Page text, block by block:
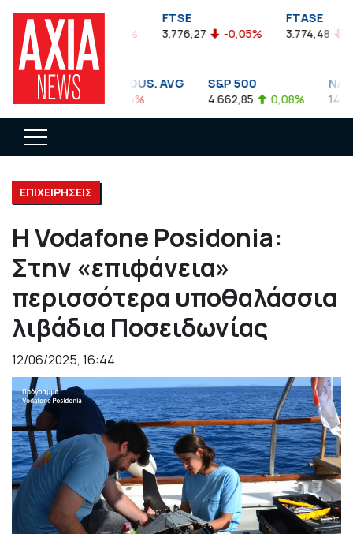
FTSEA
899,47 -0,04%
FTSE
3.776,27 -0,05%
FTASE
3.774,48 -
DOW JONES INDUS. AVG
35.911,81
S&P 500
4.662,85 0,08%
ΕΠΙΧΕΙΡΗΣΕΙΣ
Η Vodafone Posidonia:
Στην «επιφάνεια»
περισσότερα υποθαλάσσια
λιβάδια Ποσειδωνίας
12/06/2025, 16:44